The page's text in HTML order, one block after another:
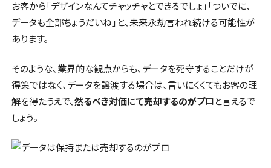
お客から「デザインなんてチャッチャとできるでしょ」「ついでに、
データも全部ちょうだいね」と、未来永劫言われ続ける可能性が
あります。
そのような、業界的な観点からも、データを死守することだけが
得策ではなく、データを譲渡する場合は、言いにくくてもお客の理
解を得たうえで、然るべき対価にて売却するのがプロ と言えるで
しょう。